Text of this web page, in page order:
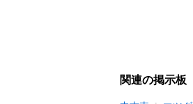
関連の掲示板